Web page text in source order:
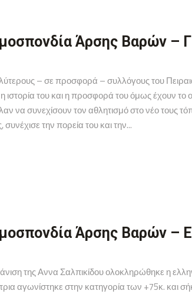
Άρσης Βαρών –
– σε προσφορά – συλλόγους του
ιστορία του και η προσφορά του όμως έχουν
να συνεχίσουν τον αθλητισμό στο νέο τους
την πορεία του και την...
Άρσης Βαρών –
της Αννα Σαλπικίδου ολοκληρώθηκε η
αγωνίστηκε στην κατηγορία των +75κ. και